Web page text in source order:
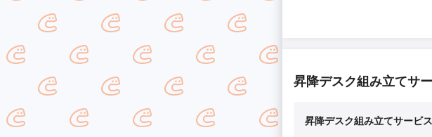
昇降デスク組み立てサ
昇降デスク組み立てサービ